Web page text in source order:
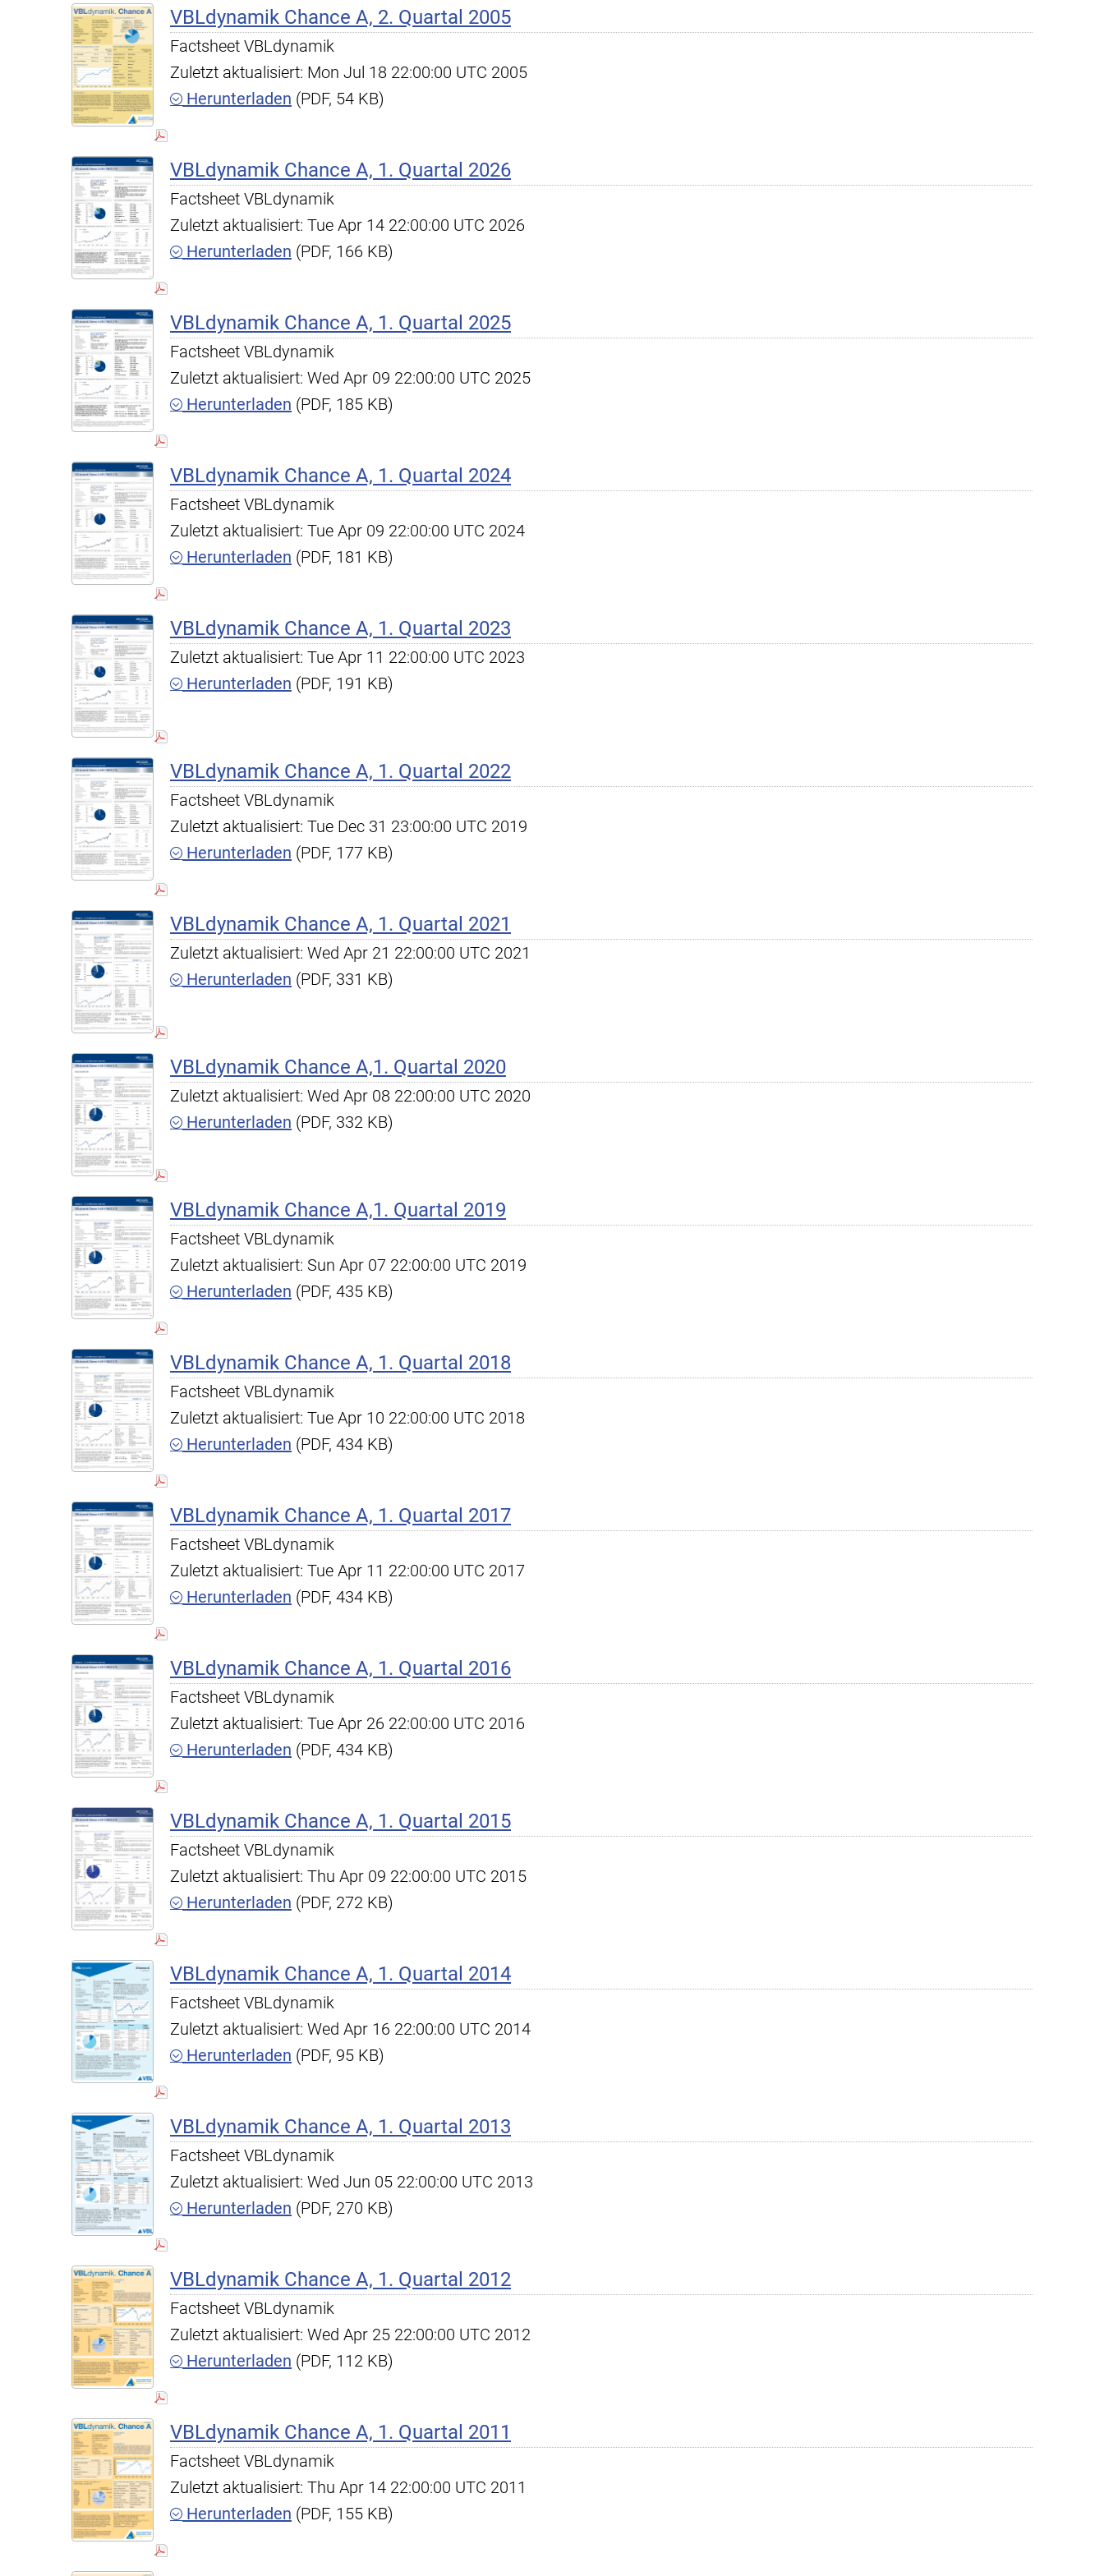
VBLdynamik Chance A, 2. Quartal 2005
Factsheet VBLdynamik
Zuletzt aktualisiert: Mon Jul 18 22:00:00 UTC 2005
Herunterladen (PDF, 54 KB)
VBLdynamik Chance A, 1. Quartal 2026
Factsheet VBLdynamik
Zuletzt aktualisiert: Tue Apr 14 22:00:00 UTC 2026
Herunterladen (PDF, 166 KB)
VBLdynamik Chance A, 1. Quartal 2025
Factsheet VBLdynamik
Zuletzt aktualisiert: Wed Apr 09 22:00:00 UTC 2025
Herunterladen (PDF, 185 KB)
VBLdynamik Chance A, 1. Quartal 2024
Factsheet VBLdynamik
Zuletzt aktualisiert: Tue Apr 09 22:00:00 UTC 2024
Herunterladen (PDF, 181 KB)
VBLdynamik Chance A, 1. Quartal 2023
Zuletzt aktualisiert: Tue Apr 11 22:00:00 UTC 2023
Herunterladen (PDF, 191 KB)
VBLdynamik Chance A, 1. Quartal 2022
Factsheet VBLdynamik
Zuletzt aktualisiert: Tue Dec 31 23:00:00 UTC 2019
Herunterladen (PDF, 177 KB)
VBLdynamik Chance A, 1. Quartal 2021
Zuletzt aktualisiert: Wed Apr 21 22:00:00 UTC 2021
Herunterladen (PDF, 331 KB)
VBLdynamik Chance A,1. Quartal 2020
Zuletzt aktualisiert: Wed Apr 08 22:00:00 UTC 2020
Herunterladen (PDF, 332 KB)
VBLdynamik Chance A,1. Quartal 2019
Factsheet VBLdynamik
Zuletzt aktualisiert: Sun Apr 07 22:00:00 UTC 2019
Herunterladen (PDF, 435 KB)
VBLdynamik Chance A, 1. Quartal 2018
Factsheet VBLdynamik
Zuletzt aktualisiert: Tue Apr 10 22:00:00 UTC 2018
Herunterladen (PDF, 434 KB)
VBLdynamik Chance A, 1. Quartal 2017
Factsheet VBLdynamik
Zuletzt aktualisiert: Tue Apr 11 22:00:00 UTC 2017
Herunterladen (PDF, 434 KB)
VBLdynamik Chance A, 1. Quartal 2016
Factsheet VBLdynamik
Zuletzt aktualisiert: Tue Apr 26 22:00:00 UTC 2016
Herunterladen (PDF, 434 KB)
VBLdynamik Chance A, 1. Quartal 2015
Factsheet VBLdynamik
Zuletzt aktualisiert: Thu Apr 09 22:00:00 UTC 2015
Herunterladen (PDF, 272 KB)
VBLdynamik Chance A, 1. Quartal 2014
Factsheet VBLdynamik
Zuletzt aktualisiert: Wed Apr 16 22:00:00 UTC 2014
Herunterladen (PDF, 95 KB)
VBLdynamik Chance A, 1. Quartal 2013
Factsheet VBLdynamik
Zuletzt aktualisiert: Wed Jun 05 22:00:00 UTC 2013
Herunterladen (PDF, 270 KB)
VBLdynamik Chance A, 1. Quartal 2012
Factsheet VBLdynamik
Zuletzt aktualisiert: Wed Apr 25 22:00:00 UTC 2012
Herunterladen (PDF, 112 KB)
VBLdynamik Chance A, 1. Quartal 2011
Factsheet VBLdynamik
Zuletzt aktualisiert: Thu Apr 14 22:00:00 UTC 2011
Herunterladen (PDF, 155 KB)